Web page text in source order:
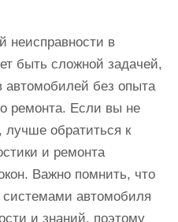
неисправности в
быть сложной задачей,
автомобилей без опыта
ремонта. Если вы не
лучше обратиться к
и ремонта
Важно помнить, что
системами автомобиля
и знаний, поэтому